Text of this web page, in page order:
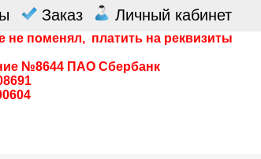
Заказ Личный кабинет
не поменял, платить на реквизиты
№8644 ПАО Сбербанк